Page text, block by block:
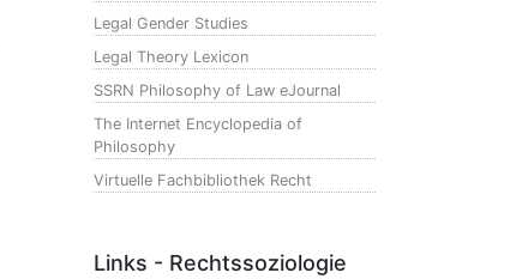
Legal Gender Studies
Legal Theory Lexicon
SSRN Philosophy of Law eJournal
The Internet Encyclopedia of
Philosophy
Virtuelle Fachbibliothek Recht
Links - Rechtssoziologie